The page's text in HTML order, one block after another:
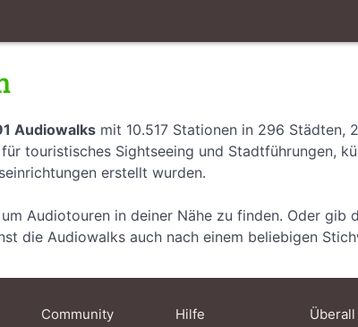
Audiowalks mit 10.517 Stationen in 296 Städten,
touristisches Sightseeing und Stadtführungen,
erstellt wurden.
Audiotouren in deiner Nähe zu finden. Oder gib
die Audiowalks auch nach einem beliebigen
Community Hilfe Überall